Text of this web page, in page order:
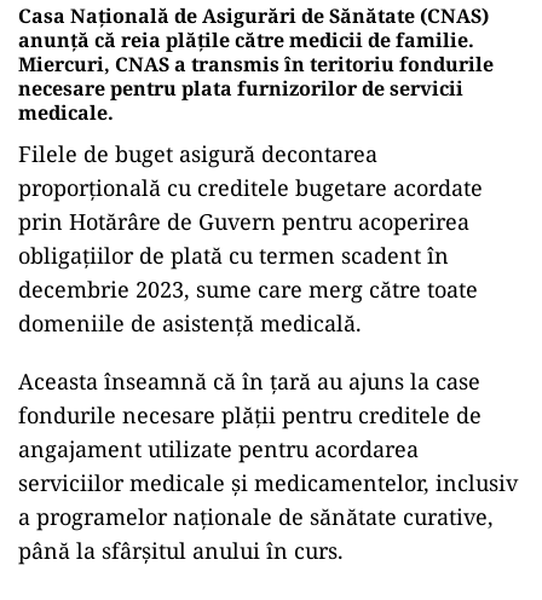
Casa Naţională de Asigurări de Sănătate (CNAS)
anunţă că reia plățile către medicii de familie.
Miercuri, CNAS a transmis în teritoriu fondurile
necesare pentru plata furnizorilor de servicii
medicale.
Filele de buget asigură decontarea
proporţională cu creditele bugetare acordate
prin Hotărâre de Guvern pentru acoperirea
obligaţiilor de plată cu termen scadent în
decembrie 2023, sume care merg către toate
domeniile de asistenţă medicală.
Aceasta înseamnă că în țară au ajuns la case
fondurile necesare plăţii pentru creditele de
angajament utilizate pentru acordarea
serviciilor medicale şi medicamentelor, inclusiv
a programelor naţionale de sănătate curative,
până la sfârșitul anului în curs.